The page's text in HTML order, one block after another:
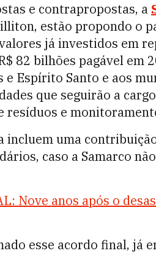
e contrapropostas, a
estão propondo o
já investidos em
82 bilhões pagável em
e Espírito Santo e aos
que seguirão a
e
incluem uma
caso a Samarco
Nove anos após o
esse acordo final, já